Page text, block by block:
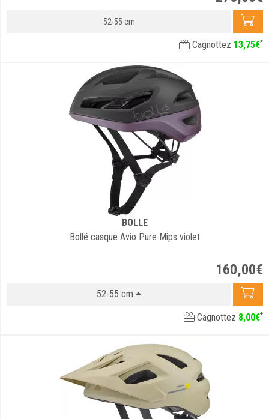
52-55 cm
Cagnottez 13,75€*
BOLLE
Bollé casque Avio Pure Mips violet
160,00€
52-55 cm
Cagnottez 8,00€*